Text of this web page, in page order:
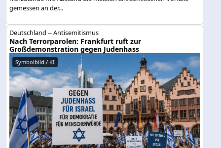
gemessen an der...
Deutschland -- Antisemitismus
Nach Terrorparolen: Frankfurt ruft zur
Großdemonstration gegen Judenhass
Symbolbild / KI